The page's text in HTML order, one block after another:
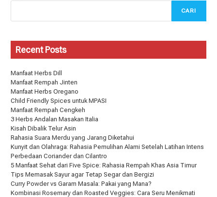
CARI
Recent Posts
Manfaat Herbs Dill
Manfaat Rempah Jinten
Manfaat Herbs Oregano
Child Friendly Spices untuk MPASI
Manfaat Rempah Cengkeh
3 Herbs Andalan Masakan Italia
Kisah Dibalik Telur Asin
Rahasia Suara Merdu yang Jarang Diketahui
Kunyit dan Olahraga: Rahasia Pemulihan Alami Setelah Latihan Intens
Perbedaan Coriander dan Cilantro
5 Manfaat Sehat dari Five Spice: Rahasia Rempah Khas Asia Timur
Tips Memasak Sayur agar Tetap Segar dan Bergizi
Curry Powder vs Garam Masala: Pakai yang Mana?
Kombinasi Rosemary dan Roasted Veggies: Cara Seru Menikmati